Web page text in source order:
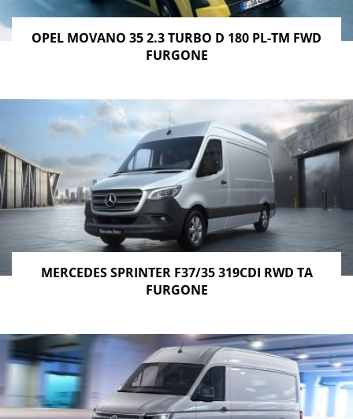
OPEL MOVANO 35 2.3 TURBO D 180 PL-TM FWD
FURGONE
MERCEDES SPRINTER F37/35 319CDI RWD TA
FURGONE